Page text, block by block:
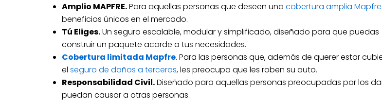
Amplio MAPFRE.Para aquellas personas que deseen una cobertura amplia Mapfre
beneficios únicos en el mercado.
Tú Eliges.Un seguro escalable, modular y simplificado, diseñado para que puedas
construir un paquete acorde a tus necesidades.
Cobertura limitada Mapfre. Para las personas que, además de querer estar
el seguro de daños a terceros, les preocupa que les roben su auto.
Responsabilidad Civil.Diseñado para aquellas personas preocupadas por los
puedan causar a otras personas.